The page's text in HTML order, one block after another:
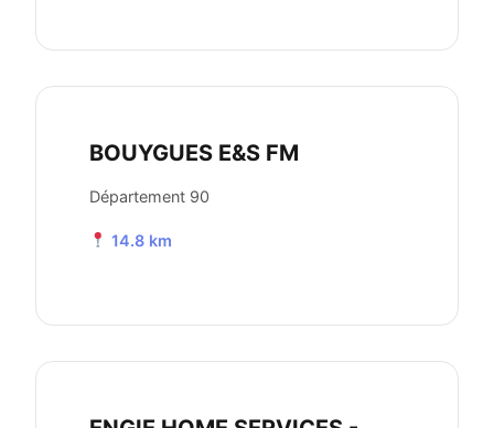
BOUYGUES E&S FM
Département 90
14.8 km